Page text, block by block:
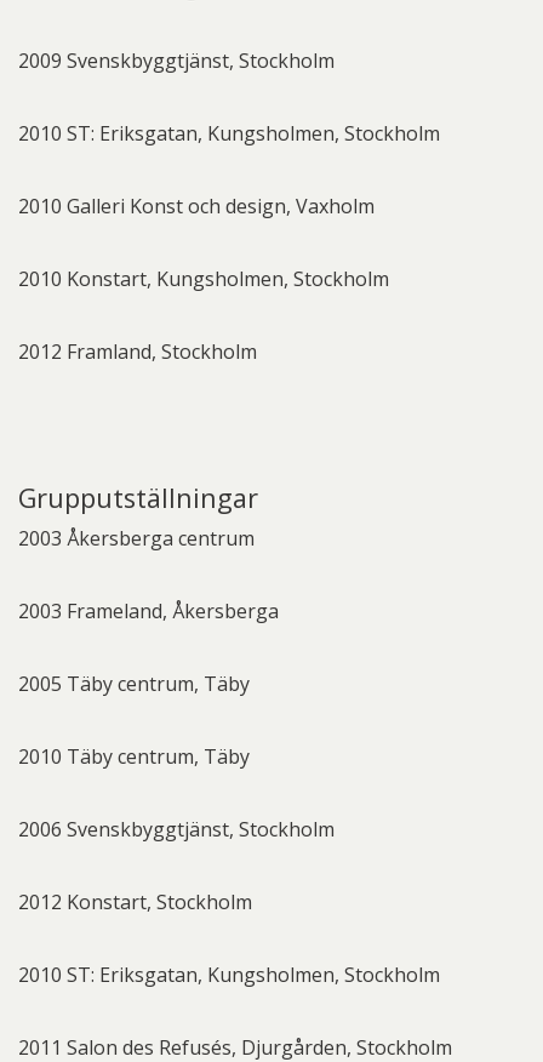
2009 Svenskbyggtjänst, Stockholm
2010 ST: Eriksgatan, Kungsholmen, Stockholm
2010 Galleri Konst och design, Vaxholm
2010 Konstart, Kungsholmen, Stockholm
2012 Framland, Stockholm
Grupputställningar
2003 Åkersberga centrum
2003 Frameland, Åkersberga
2005 Täby centrum, Täby
2010 Täby centrum, Täby
2006 Svenskbyggtjänst, Stockholm
2012 Konstart, Stockholm
2010 ST: Eriksgatan, Kungsholmen, Stockholm
2011 Salon des Refusés, Djurgården, Stockholm